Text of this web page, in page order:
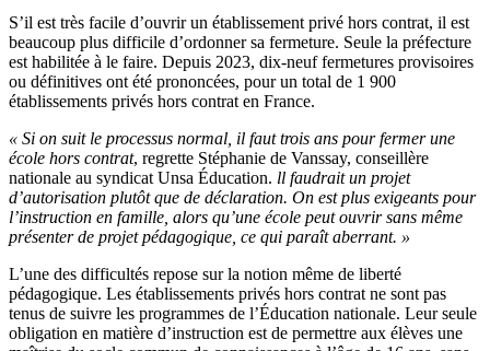
S’il est très facile d’ouvrir un établissement privé hors contrat, il est
beaucoup plus difficile d’ordonner sa fermeture. Seule la préfecture
est habilitée à le faire. Depuis 2023, dix-neuf fermetures provisoires
ou définitives ont été prononcées, pour un total de 1 900
établissements privés hors contrat en France.
« Si on suit le processus normal, il faut trois ans pour fermer une
école hors contrat, regrette Stéphanie de Vanssay, conseillère
nationale au syndicat Unsa Éducation. ll faudrait un projet
d’autorisation plutôt que de déclaration. On est plus exigeants pour
l’instruction en famille, alors qu’une école peut ouvrir sans même
présenter de projet pédagogique, ce qui paraît aberrant. »
L’une des difficultés repose sur la notion même de liberté
pédagogique. Les établissements privés hors contrat ne sont pas
tenus de suivre les programmes de l’Éducation nationale. Leur seule
obligation en matière d’instruction est de permettre aux élèves une